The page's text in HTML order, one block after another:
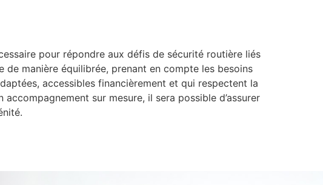
pour répondre aux défis de sécurité routière liés
manière équilibrée, prenant en compte les besoins
accessibles financièrement et qui respectent la
sur mesure, il sera possible d’assurer